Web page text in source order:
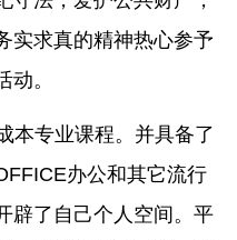
实求真的精神热心参予
。
本专业课程。并具备了
办公和其它流行
辟了自己个人空间。平